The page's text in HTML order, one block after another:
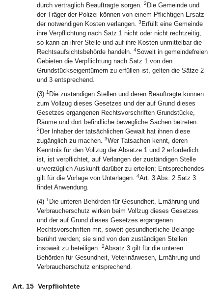
durch vertraglich Beauftragte sorgen. 2 Die Gemeinde und
der Träger der Polizei können von einem Pflichtigen Ersatz
der notwendigen Kosten verlangen. 3 Erfüllt eine Gemeinde
ihre Verpflichtung nach Satz 1 nicht oder nicht rechtzeitig,
so kann an ihrer Stelle und auf ihre Kosten unmittelbar die
Rechtsaufsichtsbehörde handeln. 4Soweit in gemeindefreien
Gebieten die Verpflichtung nach Satz 1 von den
Grundstückseigentümern zu erfüllen ist, gelten die Sätze 2
und 3 entsprechend.
(3) 1 Die zuständigen Stellen und deren Beauftragte können
zum Vollzug dieses Gesetzes und der auf Grund dieses
Gesetzes ergangenen Rechtsvorschriften Grundstücke,
Räume und dort befindliche bewegliche Sachen betreten.
2 Der Inhaber der tatsächlichen Gewalt hat ihnen diese
zugänglich zu machen. 3Wer Tatsachen kennt, deren
Kenntnis für den Vollzug der Absätze 1 und 2 erforderlich
ist, ist verpflichtet, auf Verlangen der zuständigen Stelle
unverzüglich Auskunft darüber zu erteilen; Entsprechendes
gilt für die Vorlage von Unterlagen. 4Art. 3 Abs. 2 Satz 3
findet Anwendung.
(4) 1 Die unteren Behörden für Gesundheit, Ernährung und
Verbraucherschutz wirken beim Vollzug dieses Gesetzes
und der auf Grund dieses Gesetzes ergangenen
Rechtsvorschriften mit, soweit gesundheitliche Belange
berührt werden; sie sind von den zuständigen Stellen
insoweit zu beteiligen. 2Absatz 3 gilt für die unteren
Behörden für Gesundheit, Veterinärwesen, Ernährung und
Verbraucherschutz entsprechend.
Art. 15 Verpflichtete